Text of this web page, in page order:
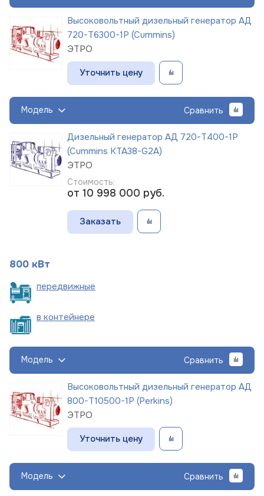
Высоковольтный дизельный генератор АД
720-Т6300-1Р (Cummins)
ЭТРО
Уточнить цену
Модель Сравнить
Дизельный генератор АД 720-Т400-1Р
(Cummins KTA38-G2A)
ЭТРО
Стоимость:
от 10 998 000 руб.
Заказать
800 кВт
передвижные
в контейнере
Модель Сравнить
Высоковольтный дизельный генератор АД
800-Т10500-1Р (Perkins)
ЭТРО
Уточнить цену
Модель Сравнить